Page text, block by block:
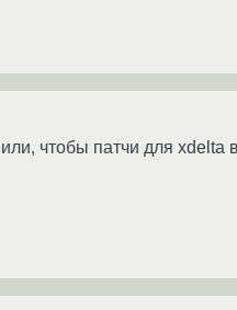
чтобы патчи для xdelta